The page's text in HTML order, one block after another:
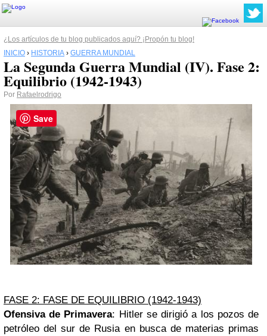
¿Los artículos de tu blog publicados aquí? ¡Propón tu blog!
INICIO › HISTORIA › GUERRA MUNDIAL
La Segunda Guerra Mundial (IV). Fase 2:
Equilibrio (1942-1943)
Por Rafaelrodrigo
FASE 2: FASE DE EQUILIBRIO (1942-1943)
Ofensiva de Primavera: Hitler se dirigió a los pozos de
petróleo del sur de Rusia en busca de materias primas
Save